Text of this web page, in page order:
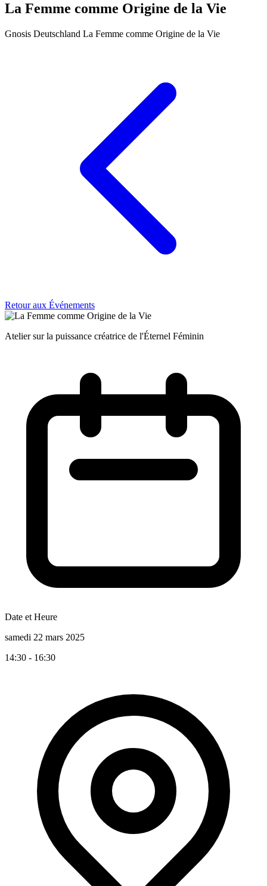
La Femme comme Origine de la Vie
Gnosis Deutschland La Femme comme Origine de la Vie
Retour aux Événements
Atelier sur la puissance créatrice de l'Éternel Féminin
Date et Heure
samedi 22 mars 2025
14:30 - 16:30